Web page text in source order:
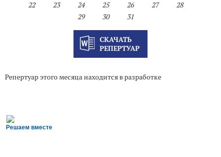
22
23 24 25 26 27
28
29
30 31
СКАЧАТЬ
РЕПЕРТУАР
Репертуар этого месяца находится в разработке
Решаем вместе